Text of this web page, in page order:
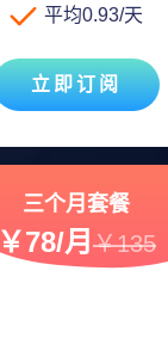
平均0.93/天
立即订阅
三个月套餐
￥78/月 ￥135